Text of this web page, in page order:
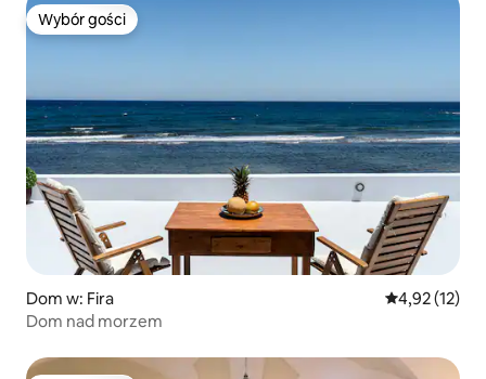
Wybór gości
Wybór gości
Dom w: Fira Średnia
4,92 (12)
Dom nad morzem